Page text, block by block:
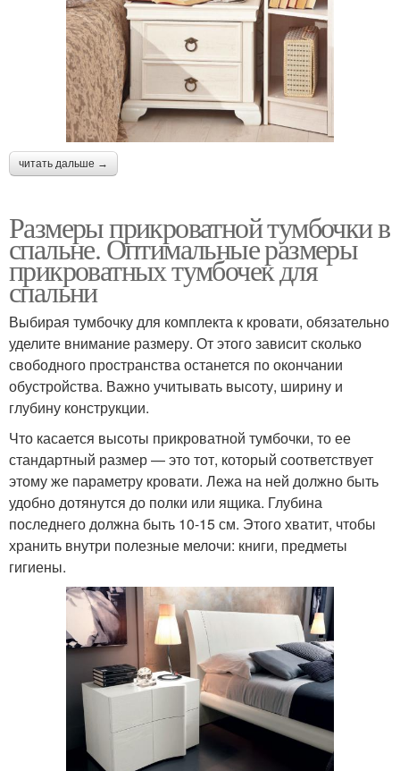
читать дальше →
Размеры прикроватной тумбочки в
спальне. Оптимальные размеры
прикроватных тумбочек для
спальни
Выбирая тумбочку для комплекта к кровати, обязательно
уделите внимание размеру. От этого зависит сколько
свободного пространства останется по окончании
обустройства. Важно учитывать высоту, ширину и
глубину конструкции.
Что касается высоты прикроватной тумбочки, то ее
стандартный размер — это тот, который соответствует
этому же параметру кровати. Лежа на ней должно быть
удобно дотянутся до полки или ящика. Глубина
последнего должна быть 10-15 см. Этого хватит, чтобы
хранить внутри полезные мелочи: книги, предметы
гигиены.